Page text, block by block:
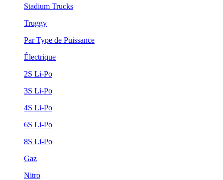
Stadium Trucks
Truggy
Par Type de Puissance
Électrique
2S Li-Po
3S Li-Po
4S Li-Po
6S Li-Po
8S Li-Po
Gaz
Nitro